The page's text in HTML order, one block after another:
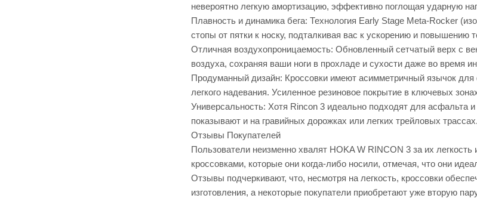
невероятно легкую амортизацию, эффективно поглощая ударную
Плавность и динамика бега: Технология Early Stage Meta-Rocker
стопы от пятки к носку, подталкивая вас к ускорению и повышению
Отличная воздухопроницаемость: Обновленный сетчатый верх с
воздуха, сохраняя ваши ноги в прохладе и сухости даже во время
Продуманный дизайн: Кроссовки имеют асимметричный язычок
легкого надевания. Усиленное резиновое покрытие в ключевых
Универсальность: Хотя Rincon 3 идеально подходят для асфальта
показывают и на гравийных дорожках или легких трейловых трассах.
Отзывы Покупателей
Пользователи неизменно хвалят HOKA W RINCON 3 за их
кроссовками, которые они когда-либо носили, отмечая, что они
Отзывы подчеркивают, что, несмотря на легкость, кроссовки
изготовления, а некоторые покупатели приобретают уже вторую